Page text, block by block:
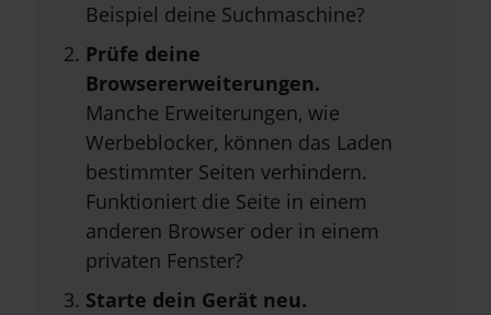
Beispiel deine Suchmaschine?
Prüfe deine
Browsererweiterungen.
Manche Erweiterungen, wie
Werbeblocker, können das Laden
bestimmter Seiten verhindern.
Funktioniert die Seite in einem
anderen Browser oder in einem
privaten Fenster?
Starte dein Gerät neu.